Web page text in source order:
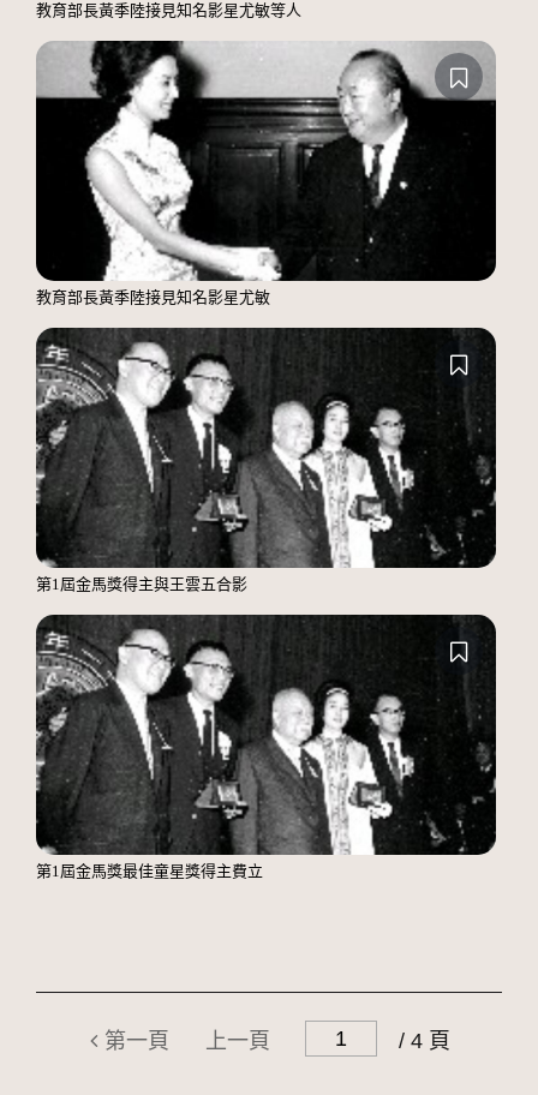
教育部長黃季陸接見知名影星尤敏等人
教育部長黃季陸接見知名影星尤敏
第1屆金馬獎得主與王雲五合影
第1屆金馬獎最佳童星獎得主費立
第一頁 上一頁 / 4 頁